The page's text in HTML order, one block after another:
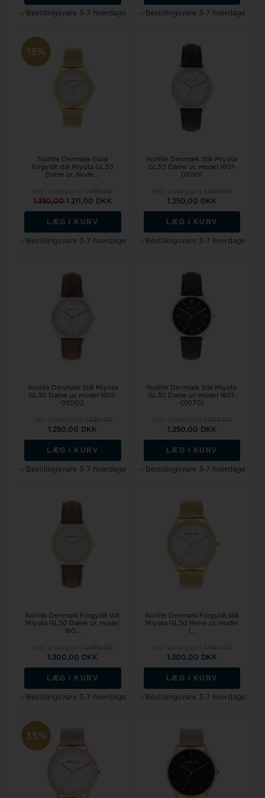
Bestillingsvare 3-7 hverdage Bestillingsvare 3-7 hverdage
18%
Norlite Denmark Gold
forgyldt stål Miyota GL30
Dame ur, mode...
1.350,001.211,00 DKK
LÆG I KURV
Bestillingsvare 3-7 hverdage
Norlite Denmark Stål Miyota
GL30 Dame ur, model 1601-
010101
1.250,00 DKK
LÆG I KURV
Bestillingsvare 3-7 hverdage
Norlite Denmark Stål Miyota
GL30 Dame ur, model 1601-
010102
1.250,00 DKK
LÆG I KURV
Bestillingsvare 3-7 hverdage
Norlite Denmark Stål Miyota
GL30 Dame ur, model 1601-
010701
1.250,00 DKK
LÆG I KURV
Bestillingsvare 3-7 hverdage
Norlite Denmark Forgyldt stål
Miyota GL30 Dame ur, model
160...
1.300,00 DKK
LÆG I KURV
Bestillingsvare 3-7 hverdage
Norlite Denmark Forgyldt stål
Miyota GL30 Herre ur, model
1...
1.300,00 DKK
LÆG I KURV
Bestillingsvare 3-7 hverdage
35%